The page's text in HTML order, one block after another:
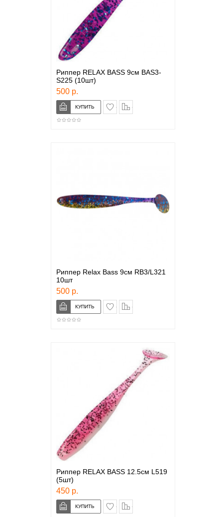
Риппер RELAX BASS 9см BAS3-
S225 (10шт)
500 р.
в закладки
Риппер Relax Bass 9см RB3/L321
10шт
500 р.
в закладки
Риппер RELAX BASS 12.5см L519
(5шт)
450 р.
в закладки